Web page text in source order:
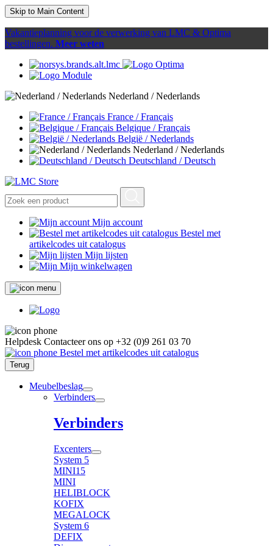
Skip to Main Content
Vakantieplanning voor de verwerking van LMC & Optima
bestellingen. Meer weten
Nederland / Nederlands
France / Français
Belgique / Français
België / Nederlands
Nederland / Nederlands
Deutschland / Deutsch
Mijn account
Bestel met
artikelcodes uit catalogus
Mijn lijsten
Mijn winkelwagen
Helpdesk Contacteer ons op +32 (0)9 261 03 70
Bestel met artikelcodes uit catalogus
Terug
Meubelbeslag
Verbinders
Verbinders
Excenters
System 5
MINI15
MINI
HELIBLOCK
KOFIX
MEGALOCK
System 6
DEFIX